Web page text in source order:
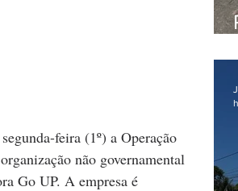
feira (1º) a Operação
não governamental
Go UP. A empresa é